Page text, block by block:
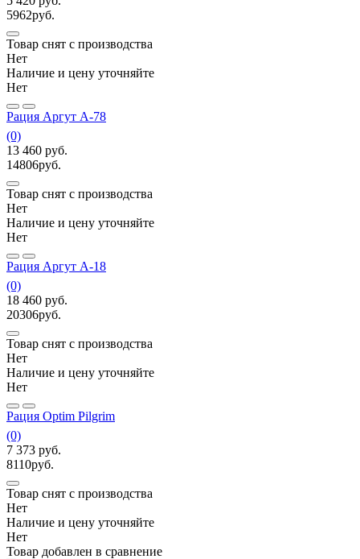
5962руб.
Товар снят с производства
Нет
Наличие и цену уточняйте
Нет
Рация Аргут A-78
(0)
13 460 руб.
14806руб.
Товар снят с производства
Нет
Наличие и цену уточняйте
Нет
Рация Аргут А-18
(0)
18 460 руб.
20306руб.
Товар снят с производства
Нет
Наличие и цену уточняйте
Нет
Рация Optim Pilgrim
(0)
7 373 руб.
8110руб.
Товар снят с производства
Нет
Наличие и цену уточняйте
Нет
Товар добавлен в сравнение